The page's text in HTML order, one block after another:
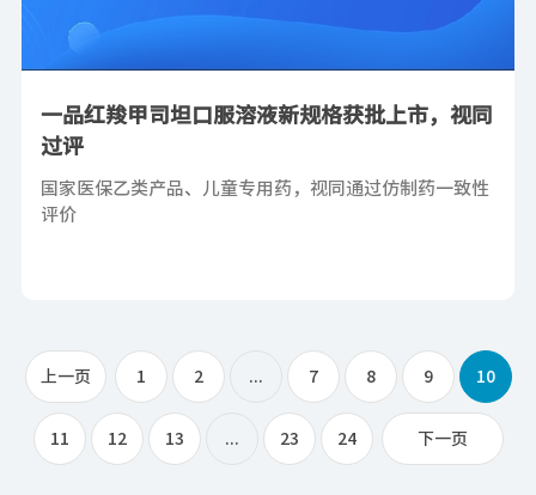
一品红羧甲司坦口服溶液新规格获批上市，视同
过评
国家医保乙类产品、儿童专用药，视同通过仿制药一致性
评价
上一页 1 2 ... 7 8 9 10
11 12 13 ... 23 24 下一页